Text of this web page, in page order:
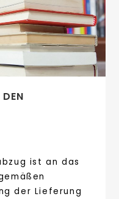
ist an das
der Lieferung